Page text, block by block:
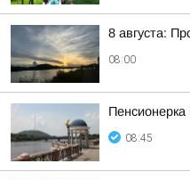
8 августа:
08:00
08:45